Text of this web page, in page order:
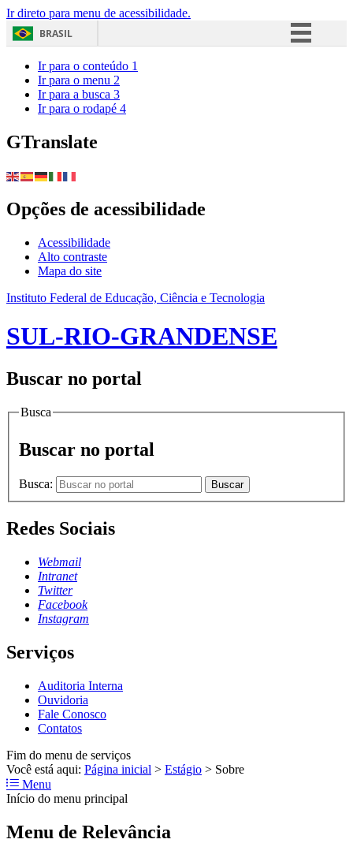
Ir direto para menu de acessibilidade.
BRASIL
Ir para o conteúdo 1
Ir para o menu 2
Ir para a busca 3
Ir para o rodapé 4
GTranslate
Opções de acessibilidade
Acessibilidade
Alto contraste
Mapa do site
Instituto Federal de Educação, Ciência e Tecnologia
SUL-RIO-GRANDENSE
Buscar no portal
Busca
Buscar no portal
Busca: Buscar
Redes Sociais
Webmail
Intranet
Twitter
Facebook
Instagram
Serviços
Auditoria Interna
Ouvidoria
Fale Conosco
Contatos
Fim do menu de serviços
Você está aqui: Página inicial > Estágio > Sobre
Menu
Início do menu principal
Menu de Relevância